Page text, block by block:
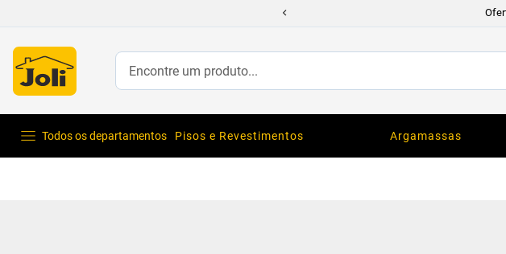
Encontre um produto...
Todos os departamentos Pisos e Revestimentos Argamassas